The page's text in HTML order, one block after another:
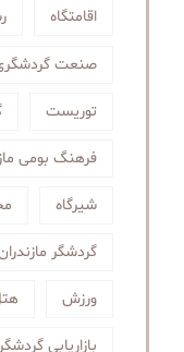
اقامتگاه
صنعت
توریست
فرهنگ بومی
شیرگاه
گردشگر
ورزش
بازاریابی